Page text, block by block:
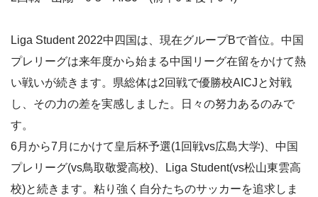
Liga Student 2022中四国は、現在グループBで首位。中国
プレリーグは来年度から始まる中国リーグ在留をかけて熱
い戦いが続きます。県総体は2回戦で優勝校AICJと対戦
し、その力の差を実感しました。日々の努力あるのみで
す。
6月から7月にかけて皇后杯予選(1回戦vs広島大学)、中国
プレリーグ(vs鳥取敬愛高校)、Liga Student(vs松山東雲高
校)と続きます。粘り強く自分たちのサッカーを追求しま